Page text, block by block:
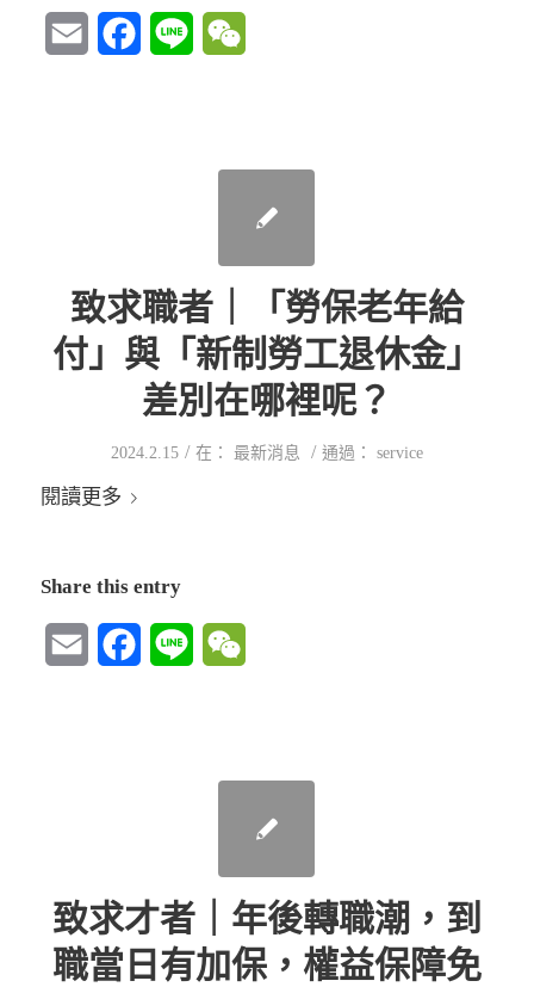
Email FacebookLine
致求職者｜「勞保老年給
付」與「新制勞工退休金」
差別在哪裡呢？
2024.2.15 / 在： 最新消息 / 通過： service
閱讀更多
Share this entry
Email FacebookLine
致求才者｜年後轉職潮，到
職當日有加保，權益保障免